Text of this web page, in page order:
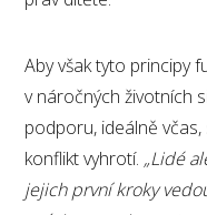
Aby však tyto principy
v náročných životních
podporu, ideálně
konflikt vyhrotí. „Lidé
jejich první kroky